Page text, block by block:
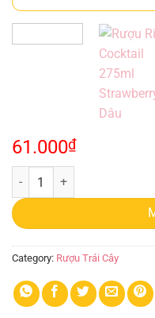
61.000₫
Rượu Rio Cocktail 275ml
Category: Rượu Trái Cây